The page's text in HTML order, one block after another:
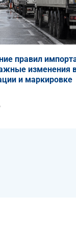
правил
изменения
и маркировке